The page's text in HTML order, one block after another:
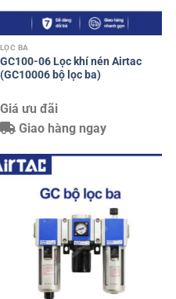
LỌC BA
GC100-06 Lọc khí nén Airtac
(GC10006 bộ lọc ba)
Giá ưu đãi
Giao hàng ngay